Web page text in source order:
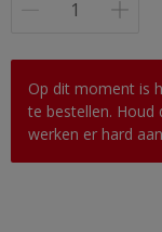
Op dit moment is
te bestellen. Houd
werken er hard